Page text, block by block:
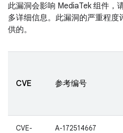
此漏洞会影响 MediaTek 组件，
多详细信息。此漏洞的严重程度
供的。
CVE 参考编号
CVE-
A-172514667